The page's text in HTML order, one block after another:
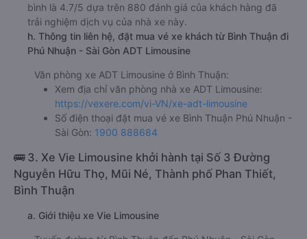
bình là 4.7/5 dựa trên 880 đánh giá của khách hàng đã
trải nghiệm dịch vụ của nhà xe này.
h. Thông tin liên hệ, đặt mua vé xe khách từ Bình Thuận đi
Phú Nhuận - Sài Gòn ADT Limousine
Văn phòng xe ADT Limousine ở Bình Thuận:
Xem địa chỉ văn phòng nhà xe ADT Limousine:
https://vexere.com/vi-VN/xe-adt-limousine
Số điện thoại đặt mua vé xe Bình Thuận Phú Nhuận -
Sài Gòn: 1900 888684
🚌 3. Xe Vie Limousine khởi hành tại Số 3 Đường
Nguyễn Hữu Thọ, Mũi Né, Thành phố Phan Thiết,
Bình Thuận
a. Giới thiệu xe Vie Limousine